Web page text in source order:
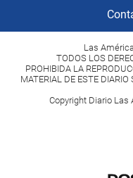
Las
TODOS LOS
PROHIBIDA LA
MATERIAL DE ESTE
Copyright Diario Las